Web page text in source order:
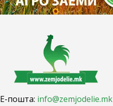
Е-пошта: info@zemjodelie.mk